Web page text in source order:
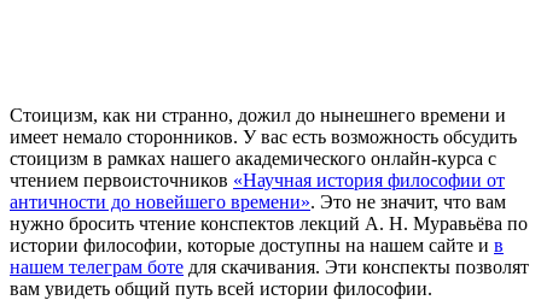
Стоицизм, как ни странно, дожил до нынешнего времени и
имеет немало сторонников. У вас есть возможность обсудить
стоицизм в рамках нашего академического онлайн-курса с
чтением первоисточников «Научная история философии от
античности до новейшего времени». Это не значит, что вам
нужно бросить чтение конспектов лекций А. Н. Муравьёва по
истории философии, которые доступны на нашем сайте и в
нашем телеграм боте для скачивания. Эти конспекты позволят
вам увидеть общий путь всей истории философии.